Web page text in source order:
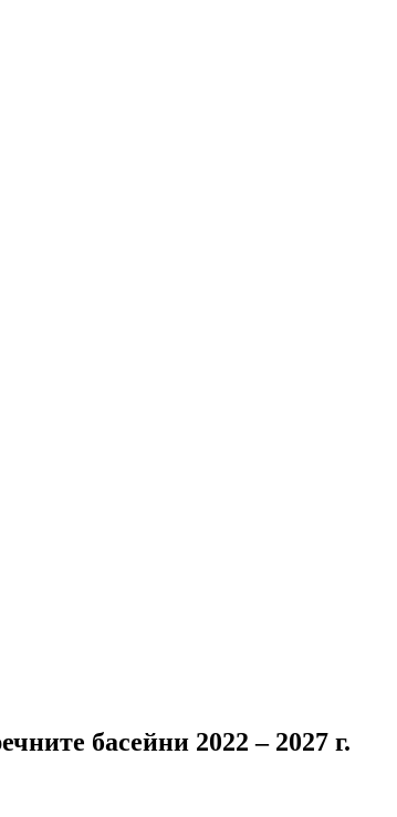
басейни 2022 – 2027 г.